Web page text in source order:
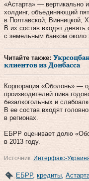
«Астарта» — вертикально
холдинг, объединяющий
в Полтавской, Винницкой,
В их состав входят девять
с земельным банком
Читайте также:
клиентов из Донбасса
Корпорация «Оболонь» —
производителей пива
безалкогольных и
В ее состав входят
в регионах.
ЕБРР оценивает долю
в 2013 году.
Источник: Интерфакс-
ЕБРР, кредиты,